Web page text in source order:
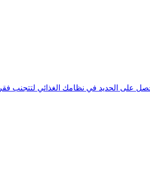
على الحديد في نظامك الغذائي لتتجنب